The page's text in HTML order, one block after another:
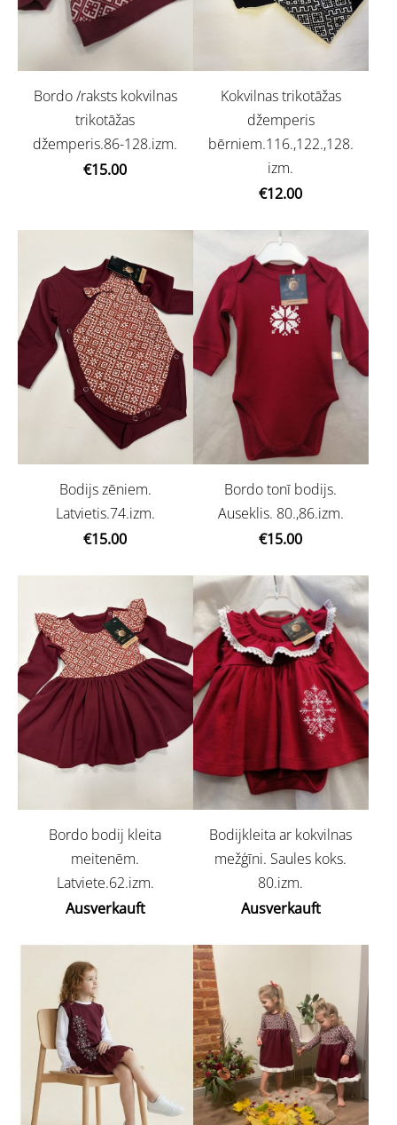
Bordo /raksts kokvilnas
trikotāžas
džemperis.86-128.izm.
€15.00
Kokvilnas trikotāžas
džemperis
bērniem.116.,122.,128.
izm.
€12.00
Bodijs zēniem.
Latvietis.74.izm.
€15.00
Bordo tonī bodijs.
Auseklis. 80.,86.izm.
€15.00
Bordo bodij kleita
meitenēm.
Latviete.62.izm.
Ausverkauft
Bodijkleita ar kokvilnas
mežģīni. Saules koks.
80.izm.
Ausverkauft